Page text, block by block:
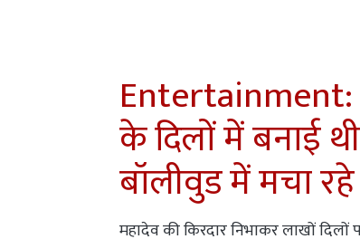
Entertainment:
के दिलों में बनाई
बॉलीवुड में मचा
महादेव की किरदार निभाकर लाखों